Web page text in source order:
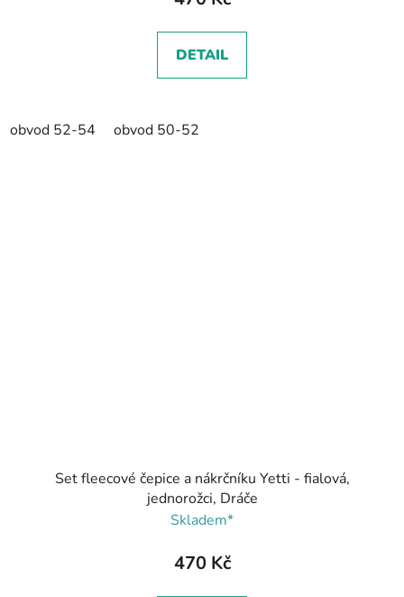
DETAIL
obvod 52-54 obvod 50-52
Set fleecové čepice a nákrčníku Yetti - fialová,
jednorožci, Dráče
Skladem*
470 Kč